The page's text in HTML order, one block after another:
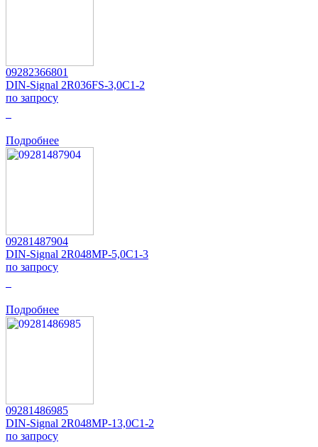
09282366801
DIN-Signal 2R036FS-3,0C1-2
по запросу
Подробнее
09281487904
DIN-Signal 2R048MP-5,0C1-3
по запросу
Подробнее
09281486985
DIN-Signal 2R048MP-13,0C1-2
по запросу